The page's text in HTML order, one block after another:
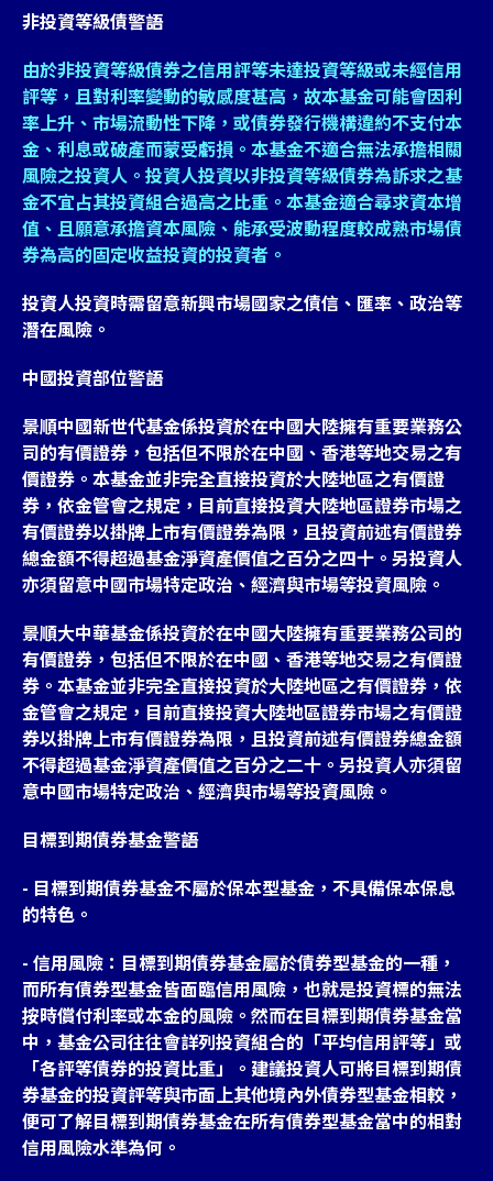
非投資等級債警語
由於非投資等級債券之信用評等未達投資等級或未經信用
評等，且對利率變動的敏感度甚高，故本基金可能會因利
率上升、市場流動性下降，或債券發行機構違約不支付本
金、利息或破產而蒙受虧損。本基金不適合無法承擔相關
風險之投資人。投資人投資以非投資等級債券為訴求之基
金不宜占其投資組合過高之比重。本基金適合尋求資本增
值、且願意承擔資本風險、能承受波動程度較成熟市場債
券為高的固定收益投資的投資者。
投資人投資時需留意新興市場國家之債信、匯率、政治等
潛在風險。
中國投資部位警語
景順中國新世代基金係投資於在中國大陸擁有重要業務公
司的有價證券，包括但不限於在中國、香港等地交易之有
價證券。本基金並非完全直接投資於大陸地區之有價證
券，依金管會之規定，目前直接投資大陸地區證券市場之
有價證券以掛牌上市有價證券為限，且投資前述有價證券
總金額不得超過基金淨資產價值之百分之四十。另投資人
亦須留意中國市場特定政治、經濟與市場等投資風險。
景順大中華基金係投資於在中國大陸擁有重要業務公司的
有價證券，包括但不限於在中國、香港等地交易之有價證
券。本基金並非完全直接投資於大陸地區之有價證券，依
金管會之規定，目前直接投資大陸地區證券市場之有價證
券以掛牌上市有價證券為限，且投資前述有價證券總金額
不得超過基金淨資產價值之百分之二十。另投資人亦須留
意中國市場特定政治、經濟與市場等投資風險。
目標到期債券基金警語
- 目標到期債券基金不屬於保本型基金，不具備保本保息
的特色。
- 信用風險：目標到期債券基金屬於債券型基金的一種，
而所有債券型基金皆面臨信用風險，也就是投資標的無法
按時償付利率或本金的風險。然而在目標到期債券基金當
中，基金公司往往會詳列投資組合的「平均信用評等」或
「各評等債券的投資比重」。建議投資人可將目標到期債
券基金的投資評等與市面上其他境內外債券型基金相較，
便可了解目標到期債券基金在所有債券型基金當中的相對
信用風險水準為何。